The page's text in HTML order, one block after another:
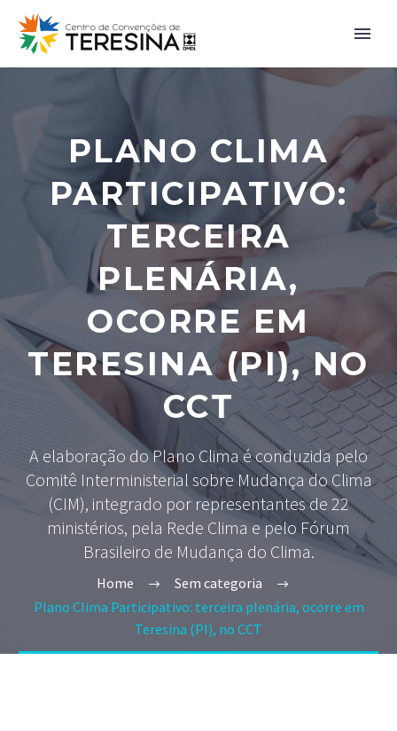
PLANO CLIMA
PARTICIPATIVO:
TERCEIRA
PLENÁRIA,
OCORRE EM
TERESINA (PI), NO
CCT
A elaboração do Plano Clima é conduzida pelo
Comitê Interministerial sobre Mudança do Clima
(CIM), integrado por representantes de 22
ministérios, pela Rede Clima e pelo Fórum
Brasileiro de Mudança do Clima.
Home
Sem categoria
Plano Clima Participativo: terceira plenária, ocorre em
Teresina (PI), no CCT